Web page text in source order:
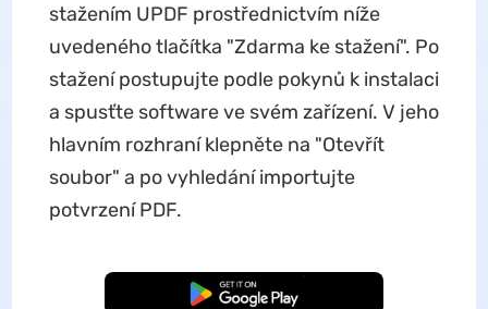
stažením UPDF prostřednictvím níže
uvedeného tlačítka "Zdarma ke stažení". Po
stažení postupujte podle pokynů k instalaci
a spusťte software ve svém zařízení. V jeho
hlavním rozhraní klepněte na "Otevřít
soubor" a po vyhledání importujte
potvrzení PDF.
Bezplatné stažení